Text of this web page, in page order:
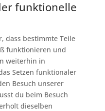
funktionelle
dass bestimmte Teile
funktionieren und
weiterhin in
Setzen funktionaler
Besuch unserer
du beim Besuch
dieselben